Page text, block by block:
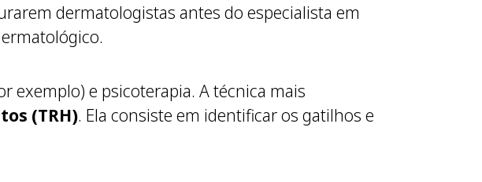
dermatologistas antes do especialista em
exemplo) e psicoterapia. A técnica mais
(TRH). Ela consiste em identificar os gatilhos e